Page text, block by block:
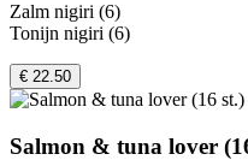
Zalm nigiri (6)
Tonijn nigiri (6)
€ 22.50
Salmon & tuna lover